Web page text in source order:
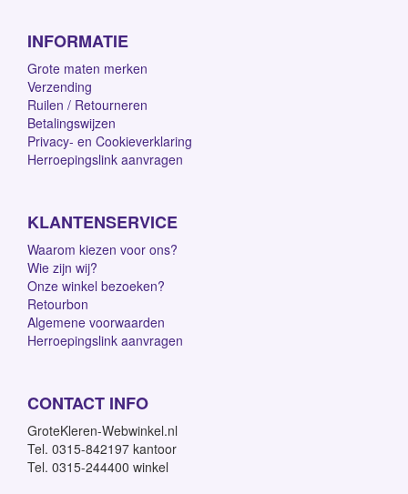
INFORMATIE
Grote maten merken
Verzending
Ruilen / Retourneren
Betalingswijzen
Privacy- en Cookieverklaring
Herroepingslink aanvragen
KLANTENSERVICE
Waarom kiezen voor ons?
Wie zijn wij?
Onze winkel bezoeken?
Retourbon
Algemene voorwaarden
Herroepingslink aanvragen
CONTACT INFO
GroteKleren-Webwinkel.nl
Tel. 0315-842197 kantoor
Tel. 0315-244400 winkel